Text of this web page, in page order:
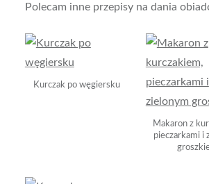
Polecam inne przepisy na dania
Kurczak po węgiersku
Makaron z
pieczarkami i